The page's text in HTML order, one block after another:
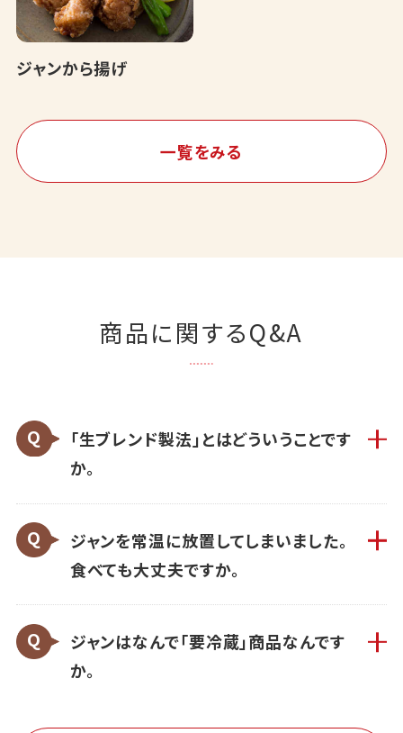
ジャンから揚げ
一覧をみる
商品に関するQ&A
「生ブレンド製法」とはどういうことです
か。
ジャンを常温に放置してしまいました。
食べても大丈夫ですか。
ジャンはなんで「要冷蔵」商品なんです
か。